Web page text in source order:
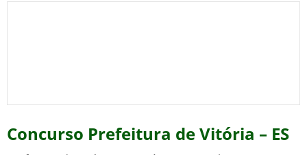
Concurso Prefeitura de Vitória – ES